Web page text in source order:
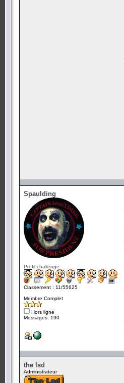
Spaulding
Profil challenge
Classement : 11/55625
Membre Complet
Hors ligne
Messages: 190
the lsd
Administrateur